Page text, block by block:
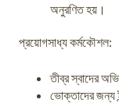
অনুরণিত হয়।
প্রয়োগসাধ্য কর্মকৌশল:
তীব্র স্বাদের
ভোক্তাদের জন্য